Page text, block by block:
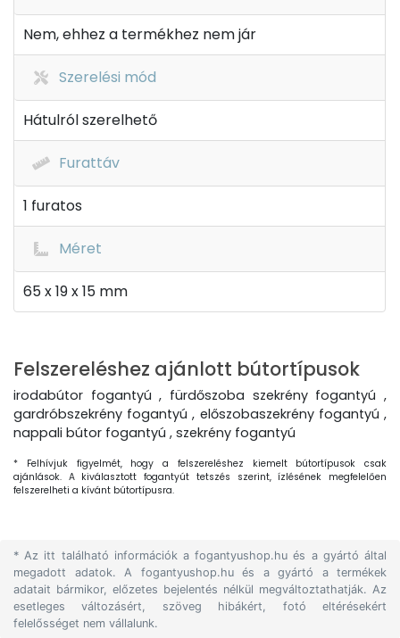
Nem, ehhez a termékhez nem jár
Szerelési mód
Hátulról szerelhető
Furattáv
1 furatos
Méret
65 x 19 x 15 mm
Felszereléshez ajánlott bútortípusok
irodabútor fogantyú , fürdőszoba szekrény fogantyú ,
gardróbszekrény fogantyú , előszobaszekrény fogantyú ,
nappali bútor fogantyú , szekrény fogantyú
* Felhívjuk figyelmét, hogy a felszereléshez kiemelt bútortípusok csak
ajánlások. A kiválasztott fogantyút tetszés szerint, ízlésének megfelelően
felszerelheti a kívánt bútortípusra.
* Az itt található információk a fogantyushop.hu és a gyártó által
megadott adatok. A fogantyushop.hu és a gyártó a termékek
adatait bármikor, előzetes bejelentés nélkül megváltoztathatják. Az
esetleges változásért, szöveg hibákért, fotó eltérésekért
felelősséget nem vállalunk.